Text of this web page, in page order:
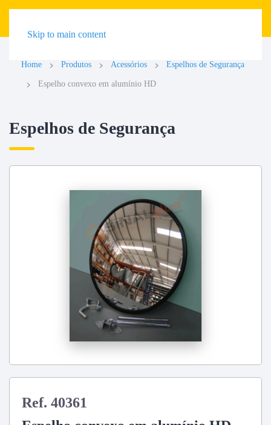
Skip to main content
Home Produtos Acessórios Espelhos de Segurança
Espelho convexo em alumínio HD
Espelhos de Segurança
Ref. 40361